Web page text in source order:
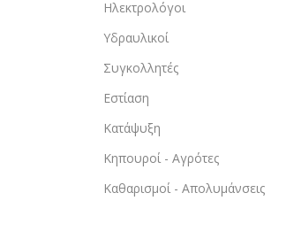
Ηλεκτρολόγοι
Υδραυλικοί
Συγκολλητές
Εστίαση
Κατάψυξη
Κηπουροί - Αγρότες
Καθαρισμοί - Απολυμάνσεις